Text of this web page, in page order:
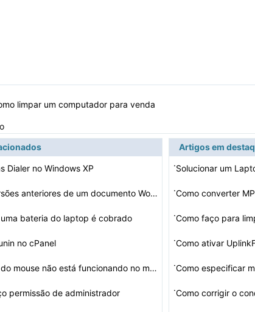
limpar um computador para venda
Dialer no Windows XP
Como ler as versões anteriores de um documento Word
bateria do laptop é cobrado
no cPanel
O botão direito do mouse não está funcionando no meu…
permissão de administrador
Artigos em
·Solucionar um
·Como converter
·
·Como ativar
·Como especificar
·Como corrigir o